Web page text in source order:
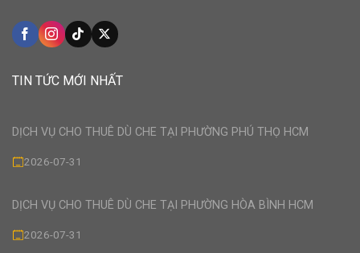
TIN TỨC MỚI NHẤT
DỊCH VỤ CHO THUÊ DÙ CHE TẠI PHƯỜNG PHÚ THỌ HCM
2026-07-31
DỊCH VỤ CHO THUÊ DÙ CHE TẠI PHƯỜNG HÒA BÌNH HCM
2026-07-31